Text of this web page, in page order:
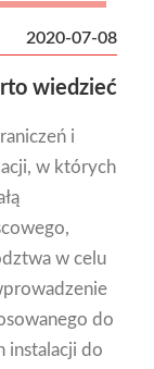
2020-07-08
wiedzieć
i
w których
w celu
do
instalacji do